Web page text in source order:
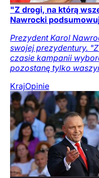
"Z drogi, na którą
Nawrocki
Prezydent Karol
swojej prezydentury.
czasie kampanii
pozostanę tylko
KrajOpinie